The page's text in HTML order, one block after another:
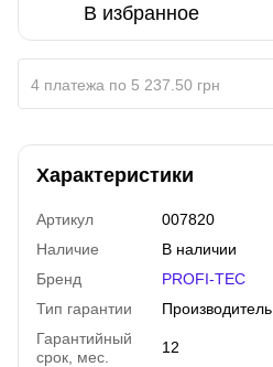
В избранное
4 платежа по 5 237.50 грн
Характеристики
Артикул
007820
Наличие
В наличии
Бренд
PROFI-TEC
Тип гарантии
Производитель
Гарантийный
срок, мес.
12